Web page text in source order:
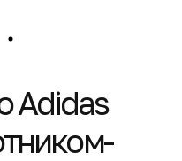
Adidas